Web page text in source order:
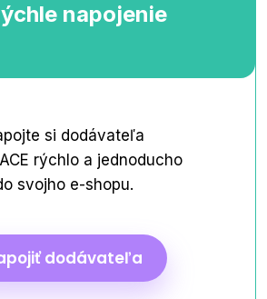
napojenie
si dodávateľa
rýchlo a jednoducho
svojho e-shopu.
dodávateľa